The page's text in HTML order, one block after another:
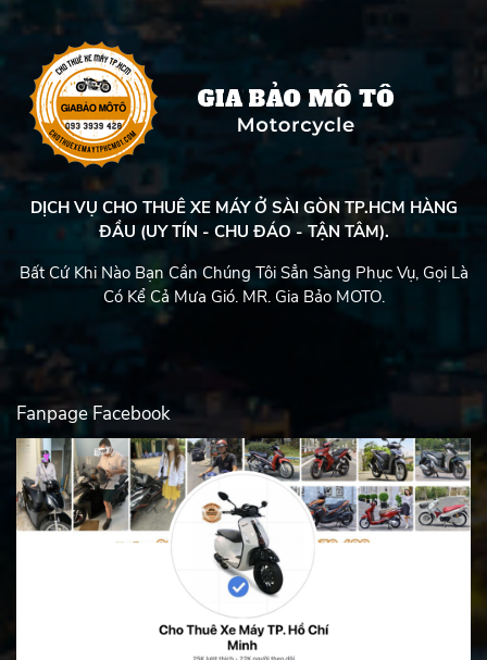
DỊCH VỤ CHO THUÊ XE MÁY Ở SÀI GÒN TP.HCM HÀNG
ĐẦU (UY TÍN - CHU ĐÁO - TẬN TÂM).
Bất Cứ Khi Nào Bạn Cần Chúng Tôi Sẳn Sàng Phục Vụ, Gọi Là
Có Kể Cả Mưa Gió. MR. Gia Bảo MOTO.
Fanpage Facebook